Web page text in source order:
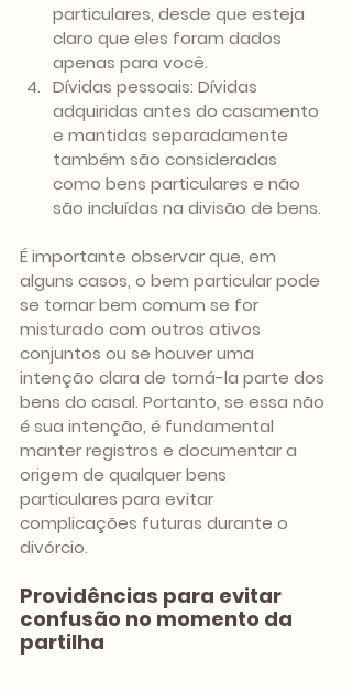
particulares, desde que esteja
claro que eles foram dados
apenas para você.
Dívidas pessoais: Dívidas
adquiridas antes do casamento
e mantidas separadamente
também são consideradas
como bens particulares e não
são incluídas na divisão de bens.
É importante observar que, em
alguns casos, o bem particular pode
se tornar bem comum se for
misturado com outros ativos
conjuntos ou se houver uma
intenção clara de torná-la parte dos
bens do casal. Portanto, se essa não
é sua intenção, é fundamental
manter registros e documentar a
origem de qualquer bens
particulares para evitar
complicações futuras durante o
divórcio.
Providências para evitar
confusão no momento da
partilha